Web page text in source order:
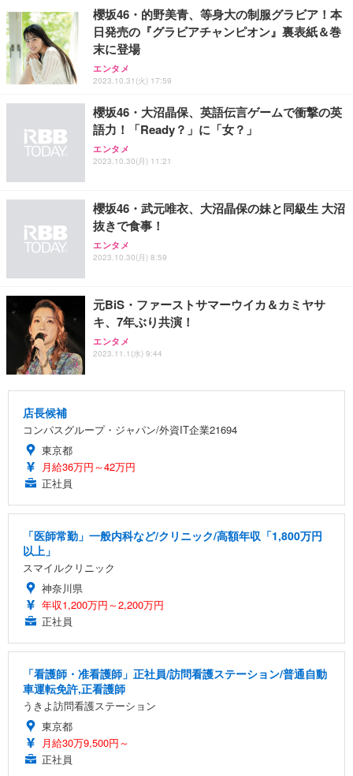
櫻坂46・的野美青、等身大の制服グラビア！本
日発売の『グラビアチャンピオン』裏表紙＆巻
末に登場
エンタメ
2023.10.31(火) 17:59
櫻坂46・大沼晶保、英語伝言ゲームで衝撃の英
語力！「Ready？」に「女？」
エンタメ
2023.10.30(月) 11:21
櫻坂46・武元唯衣、大沼晶保の妹と同級生 大沼
抜きで食事！
エンタメ
2023.10.30(月) 8:59
元BiS・ファーストサマーウイカ＆カミヤサ
キ、7年ぶり共演！
エンタメ
2023.11.1(水) 9:44
店長候補
コンパスグループ・ジャパン/外資IT企業21694
東京都
月給36万円～42万円
正社員
「医師常勤」一般内科など/クリニック/高額年収「1,800万円
以上」
スマイルクリニック
神奈川県
年収1,200万円～2,200万円
正社員
「看護師・准看護師」正社員/訪問看護ステーション/普通自動
車運転免許,正看護師
うきよ訪問看護ステーション
東京都
月給30万9,500円～
正社員